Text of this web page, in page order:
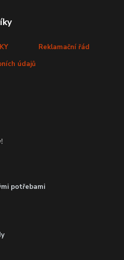
Reklamační řád
údajů
potřebami